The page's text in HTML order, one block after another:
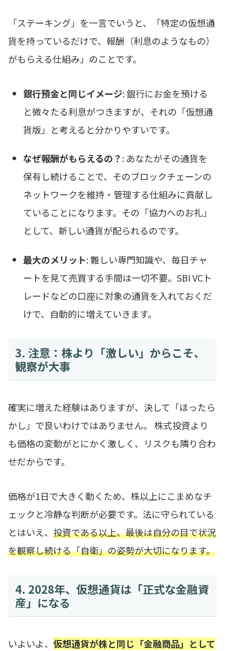
「ステーキング」を一言でいうと、「特定の仮想通
貨を持っているだけで、報酬（利息のようなもの）
がもらえる仕組み」のことです。
銀行預金と同じイメージ: 銀行にお金を預ける
と微々たる利息がつきますが、それの「仮想通
貨版」と考えると分かりやすいです。
なぜ報酬がもらえるの？: あなたがその通貨を
保有し続けることで、そのブロックチェーンの
ネットワークを維持・管理する仕組みに貢献し
ていることになります。その「協力へのお礼」
として、新しい通貨が配られるのです。
最大のメリット: 難しい専門知識や、毎日チャ
ートを見て売買する手間は一切不要。SBI VCト
レードなどの口座に対象の通貨を入れておくだ
けで、自動的に増えていきます。
3. 注意：株より「激しい」からこそ、
観察が大事
確実に増えた経験はありますが、決して「ほったら
かし」で良いわけではありません。 株式投資より
も価格の変動がとにかく激しく、リスクも隣り合わ
せだからです。
価格が1日で大きく動くため、株以上にこまめなチ
ェックと冷静な判断が必要です。法に守られている
とはいえ、 投資である以上、最後は自分の目で状況
を観察し続ける「自衛」の姿勢が大切になります。
4. 2028年、仮想通貨は「正式な金融資
産」になる
いよいよ、 仮想通貨が株と同じ「金融商品」として